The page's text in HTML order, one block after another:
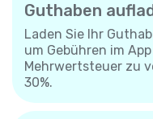
Guthaben
Laden Sie Ihr
um Gebühren im
Mehrwertsteuer zu
30%.